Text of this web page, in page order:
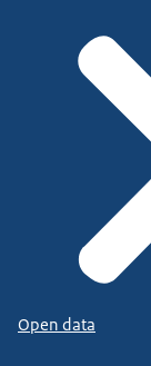
Open data